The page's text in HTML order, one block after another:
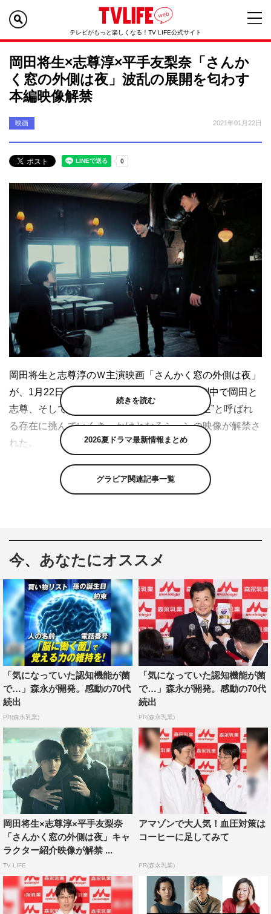
テレビがもっと楽しくなる！TV LIFE公式サイト
岡田将生×志尊淳×平手友梨奈「さんか
く窓の外側は夜」波乱の展開を匂わす
本編映像解禁
映画 2021年01月22日
岡田将生と志尊淳のＷ主演映画「さんかく窓の外側は夜」
が、1月22日（金）より全国公開。この度、劇中で岡田と
志尊、そして平手友梨奈の3人が出会い、“先生”と呼ばれ
る存在に挑んでいくきっかけとなるシーンの映像が解禁さ
れた。
本作は、霊が祓える男・冷川（岡田）と、霊が視える男・
三角（志尊）の2人が、“除霊”という特殊能力を使い未解
今回解禁されたのは、冷川と三角がエリカに対して「刑
事・半澤（滝藤賢一）の妻・冴子（桜井ユキ）にかけた呪
いを解いてほしい」と依頼をするシーンから始まる本編映
像。
父親の指示で呪い屋をしているエリカだが、冴子にかけた
呪いには、「貯金箱」という人々の穢れを貯めておく装置
のエネルギーを使ったため、自分だけでは解けないとい
う。その装置を作ったのは、筒井道隆演じる“先生”と呼ば
れる、エリカとその父が所属する宗教団体の教祖だった。
映像内では、実は“先生”が冷川の記憶にも潜んでいること
が明かされる。これまで謎に包まれてきた冷川の過去に一
歩踏み込む、今後の展開にとっても鍵となるシーンだ。
エリカに記憶を覗かれて動揺を隠せない冷川、不審そうに
冷川を見つめる三角、そしてこれまでとは違う表情を見
せ、徐々に2人に心を開いていくエリカ…。“先生”という
謎めいた存在が現れたことで3人の関係性にも少しずつ変
化が現れ、事件の謎と3人がたどり着くラストに向けて、
物語が一気に加速していく。
呪いが生んだ怪奇事件の先にうごめく“先生”の存在に行き
続きを読む
2026夏ドラマ最新情報まとめ
グラビア関連記事一覧
今、あなたにオススメ
「気になっていた認知機能が菌
で…」森永が開発。感動の70代
続出
PR(森永乳業)
「気になっていた認知機能が菌
で…」森永が開発。感動の70代
続出
PR(森永乳業)
岡田将生×志尊淳×平手友梨奈
「さんかく窓の外側は夜」キャ
ラクター紹介映像が解禁 ...
TV LIFE
アマゾンで大人気！血圧対策は
コーヒーに足してみて
PR(森永乳業)